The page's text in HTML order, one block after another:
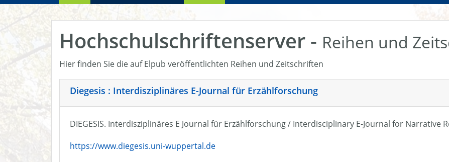
Hochschulschriftenserver - Reihen und
Hier finden Sie die auf Elpub veröffentlichten Reihen und Zeitschriften
Diegesis : Interdisziplinäres E-Journal für Erzählforschung
DIEGESIS. Interdisziplinäres E Journal für Erzählforschung / Interdisciplinary E-Journal for Narrative
https://www.diegesis.uni-wuppertal.de